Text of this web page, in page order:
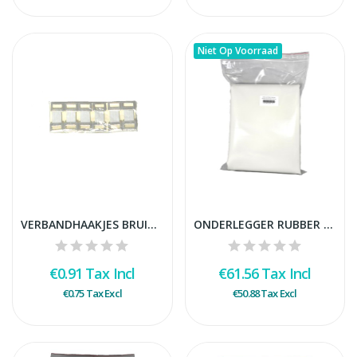
VERBANDHAAKJES BRUIN ELASTISCH PER 6
€0.91 Tax Incl
€0.75Tax Excl
Niet Op Voorraad
ONDERLEGGER RUBBER 90X200 CM ZONDER LATEX
€61.56Tax Incl
€50.88Tax Excl